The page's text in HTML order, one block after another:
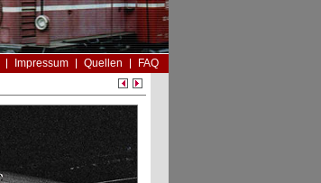
Impressum Quellen
FAQ